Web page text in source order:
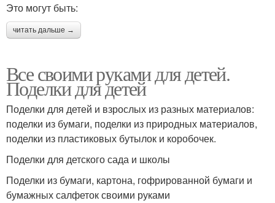
Это могут быть:
читать дальше →
Все своими руками для детей.
Поделки для детей
Поделки для детей и взрослых из разных материалов:
поделки из бумаги, поделки из природных материалов,
поделки из пластиковых бутылок и коробочек.
Поделки для детского сада и школы
Поделки из бумаги, картона, гофрированной бумаги и
бумажных салфеток своими руками